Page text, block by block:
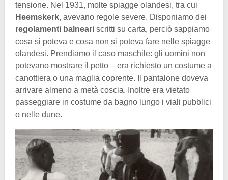
tensione. Nel 1931, molte spiagge olandesi, tra cui
Heemskerk, avevano regole severe. Disponiamo dei
regolamenti balneari scritti su carta, perciò sappiamo
cosa si poteva e cosa non si poteva fare nelle spiagge
olandesi. Prendiamo il caso maschile: gli uomini non
potevano mostrare il petto – era richiesto un costume a
canottiera o una maglia coprente. Il pantalone doveva
arrivare almeno a metà coscia. Inoltre era vietato
passeggiare in costume da bagno lungo i viali pubblici
o nelle dune.